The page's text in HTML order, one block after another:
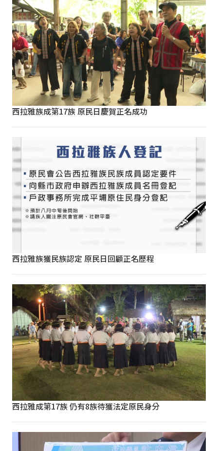
西拉雅族成第17族 原民日慶賀正名成功
西拉雅族獲民族認定 原民日回顧正名歷程
西拉雅成第17族 仍有8族待獲法定原民身分